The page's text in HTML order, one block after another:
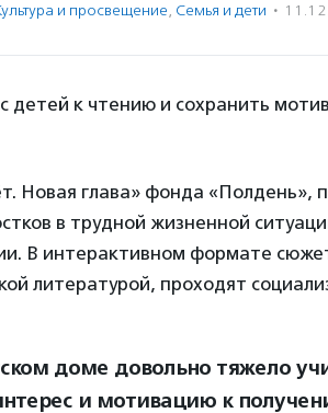
и просвещение, Семья и дети ·
к чтению и сохранить
Новая глава» фонда «Полдень»,
в трудной жизненной
В интерактивном формате
литературой, проходят
доме довольно тяжело
и мотивацию к